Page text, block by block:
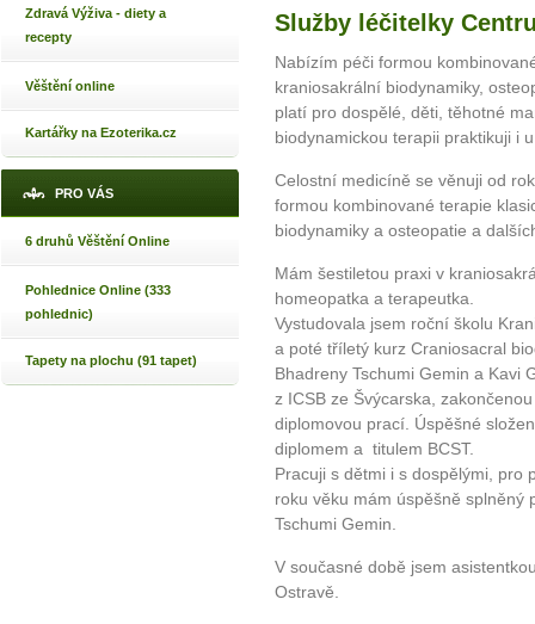
Zdravá Výživa - diety a
recepty
Věštění online
Kartářky na Ezoterika.cz
PRO VÁS
6 druhů Věštění Online
Pohlednice Online (333
pohlednic)
Tapety na plochu (91 tapet)
Služby léčitelky
Nabízím péči formou
kraniosakrální biodynamiky,
platí pro dospělé, děti, těhotné
biodynamickou terapii praktikuji i
Celostní medicíně se věnuji od
formou kombinované terapie
biodynamiky a osteopatie a
Mám šestiletou praxi v
homeopatka a terapeutka.
Vystudovala jsem roční školu
a poté tříletý kurz Craniosacral
Bhadreny Tschumi Gemin a Kavi
z ICSB ze Švýcarska,
diplomovou prací. Úspěšné
diplomem a titulem BCST.
Pracuji s dětmi i s dospělými, pro
roku věku mám úspěšně splněný
Tschumi Gemin.
V současné době jsem
Ostravě.